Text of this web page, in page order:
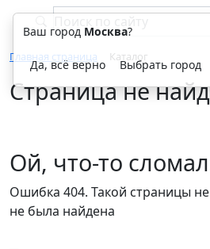
Главная страница Каталог
Страница не
Ой, что-то
Ошибка 404. Такой страницы
не была найдена
Ваш город Москва?
Да, всё верно Выбрать город